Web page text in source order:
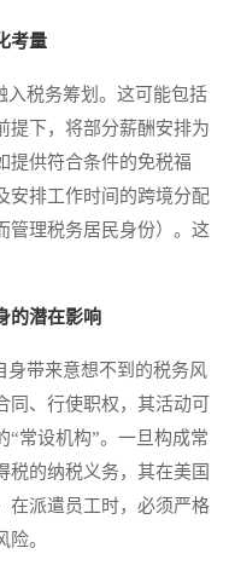
考量
税务筹划。这可能包括
提下，将部分薪酬安排为
提供符合条件的免税福
安排工作时间的跨境分配
管理税务居民身份）。这
的潜在影响
带来意想不到的税务风
、行使职权，其活动可
“常设机构”。一旦构成常
税的纳税义务，其在美国
在派遣员工时，必须严格
。